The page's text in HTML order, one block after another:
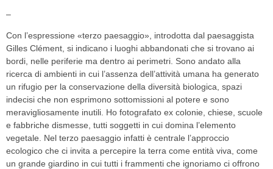
–
Con l’espressione «terzo paesaggio», introdotta dal paesaggista
Gilles Clément, si indicano i luoghi abbandonati che si trovano ai
bordi, nelle periferie ma dentro ai perimetri. Sono andato alla
ricerca di ambienti in cui l’assenza dell’attività umana ha generato
un rifugio per la conservazione della diversità biologica, spazi
indecisi che non esprimono sottomissioni al potere e sono
meravigliosamente inutili. Ho fotografato ex colonie, chiese, scuole
e fabbriche dismesse, tutti soggetti in cui domina l’elemento
vegetale. Nel terzo paesaggio infatti è centrale l’approccio
ecologico che ci invita a percepire la terra come entità viva, come
un grande giardino in cui tutti i frammenti che ignoriamo ci offrono